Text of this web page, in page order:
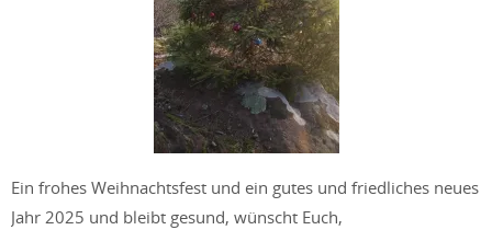
Ein frohes Weihnachtsfest und ein gutes und friedliches neues
Jahr 2025 und bleibt gesund, wünscht Euch,